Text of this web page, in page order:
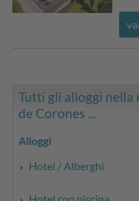
Tutti gli alloggi nella
de Corones ...
Alloggi
Hotel / Alberghi